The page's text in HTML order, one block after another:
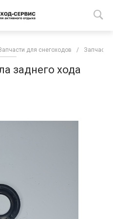
для снегоходов / Запчасти
заднего хода